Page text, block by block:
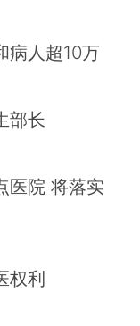
病人超10万
部长
医院 将落实
权利